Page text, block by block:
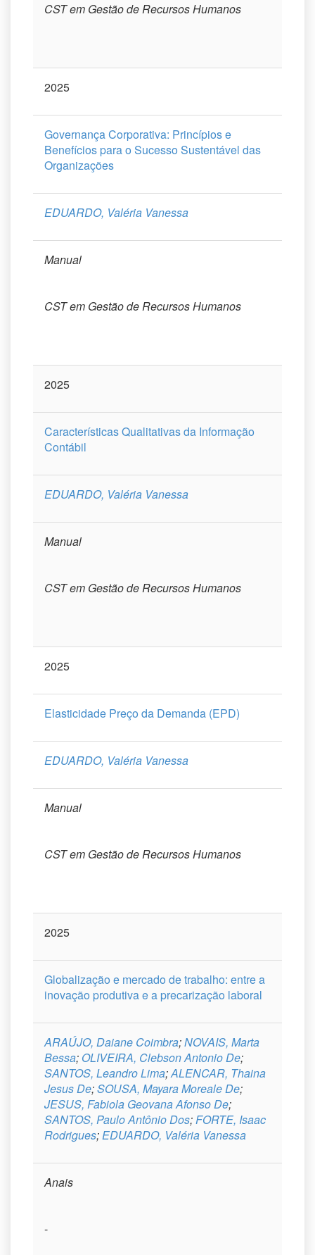
CST em Gestão de Recursos Humanos
2025
Governança Corporativa: Princípios e
Benefícios para o Sucesso Sustentável das
Organizações
EDUARDO, Valéria Vanessa
Manual
CST em Gestão de Recursos Humanos
2025
Características Qualitativas da Informação
Contábil
EDUARDO, Valéria Vanessa
Manual
CST em Gestão de Recursos Humanos
2025
Elasticidade Preço da Demanda (EPD)
EDUARDO, Valéria Vanessa
Manual
CST em Gestão de Recursos Humanos
2025
Globalização e mercado de trabalho: entre a
inovação produtiva e a precarização laboral
ARAÚJO, Daiane Coimbra;NOVAIS, Marta
Bessa; OLIVEIRA, Clebson Antonio De;
SANTOS, Leandro Lima;ALENCAR, Thaina
Jesus De;SOUSA, Mayara Moreale De;
JESUS, Fabiola Geovana Afonso De;
SANTOS, Paulo Antônio Dos;FORTE, Isaac
Rodrigues;EDUARDO, Valéria Vanessa
Anais
-